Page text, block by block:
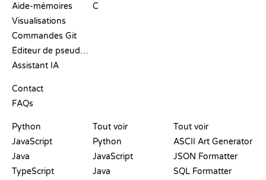
Aide-mémoires
Visualisations
Commandes Git
Éditeur de pseudo-code
Assistant IA
Contact
FAQs
C
Python
JavaScript
Java
TypeScript
Tout voir
Python
JavaScript
Java
Tout voir
ASCII Art Generator
JSON Formatter
SQL Formatter